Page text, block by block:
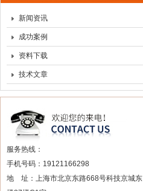
新闻资讯
成功案例
资料下载
技术文章
服务热线：
手机号码：19121166298
地 址：上海市北京东路668号科技京城东